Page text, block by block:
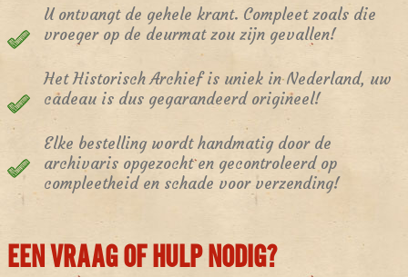
U ontvangt de gehele krant. Compleet zoals die
vroeger op de deurmat zou zijn gevallen!
Het Historisch Archief is uniek in Nederland, uw
cadeau is dus gegarandeerd origineel!
Elke bestelling wordt handmatig door de
archivaris opgezocht en gecontroleerd op
compleetheid en schade voor verzending!
EEN VRAAG OF HULP NODIG?